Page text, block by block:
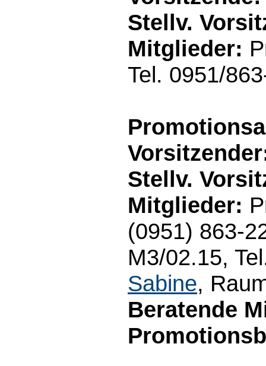
Stellv.
Mitglieder:
Tel. 0951/
Stellv.
Mitglieder:
(0951) 863-
M3/02.15,
Sabine,
Beratende